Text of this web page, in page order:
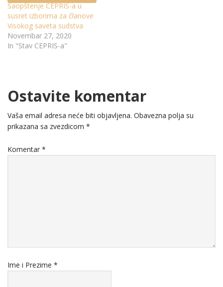
Saopštenje CEPRIS-a u
susret izborima za članove
Visokog saveta sudstva
Novembar 27, 2020
In "Stav CEPRIS-a"
Ostavite komentar
Vaša email adresa neće biti objavljena. Obavezna polja su
prikazana sa zvezdicom *
Komentar *
Ime i Prezime *